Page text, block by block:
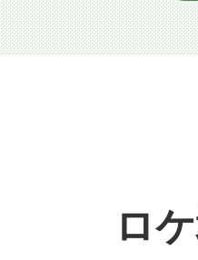
訪れた方：
朗さん 他
放映日：
ロケ地：マ
ロ